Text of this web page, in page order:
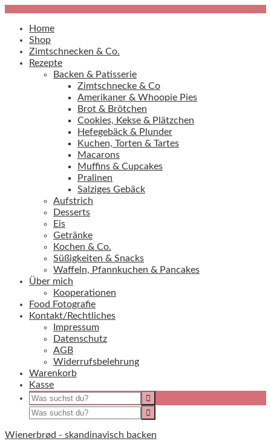
Home
Shop
Zimtschnecken & Co.
Rezepte
Backen & Patisserie
Zimtschnecke & Co
Amerikaner & Whoopie Pies
Brot & Brötchen
Cookies, Kekse & Plätzchen
Hefegebäck & Plunder
Kuchen, Torten & Tartes
Macarons
Muffins & Cupcakes
Pralinen
Salziges Gebäck
Aufstrich
Desserts
Eis
Getränke
Kochen & Co.
Süßigkeiten & Snacks
Waffeln, Pfannkuchen & Pancakes
Über mich
Kooperationen
Food Fotografie
Kontakt/Rechtliches
Impressum
Datenschutz
AGB
Widerrufsbelehrung
Warenkorb
Kasse
Wienerbrød - skandinavisch backen